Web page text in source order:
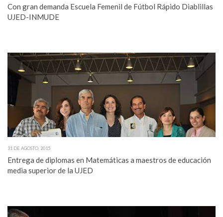
Con gran demanda Escuela Femenil de Fútbol Rápido Diablillas
UJED-INMUDE
31 DE AGOSTO, 2015
Entrega de diplomas en Matemáticas a maestros de educación
media superior de la UJED